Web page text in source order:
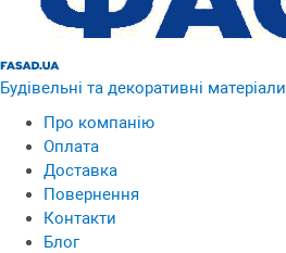
Будівельні та декоративні матеріали
Про компанію
Оплата
Доставка
Повернення
Контакти
Блог